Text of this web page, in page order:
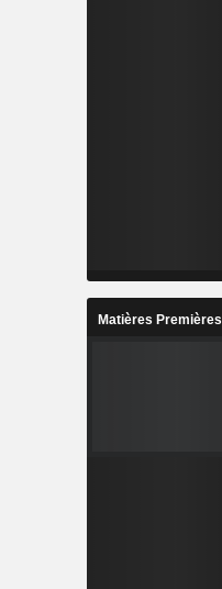
Matières Premières